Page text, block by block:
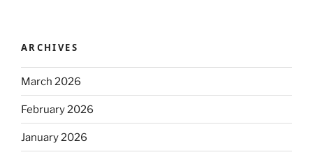
ARCHIVES
March 2026
February 2026
January 2026